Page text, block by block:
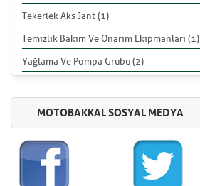
Tekerlek Aks Jant (1)
Temizlik Bakım Ve Onarım Ekipmanları (1)
Yağlama Ve Pompa Grubu (2)